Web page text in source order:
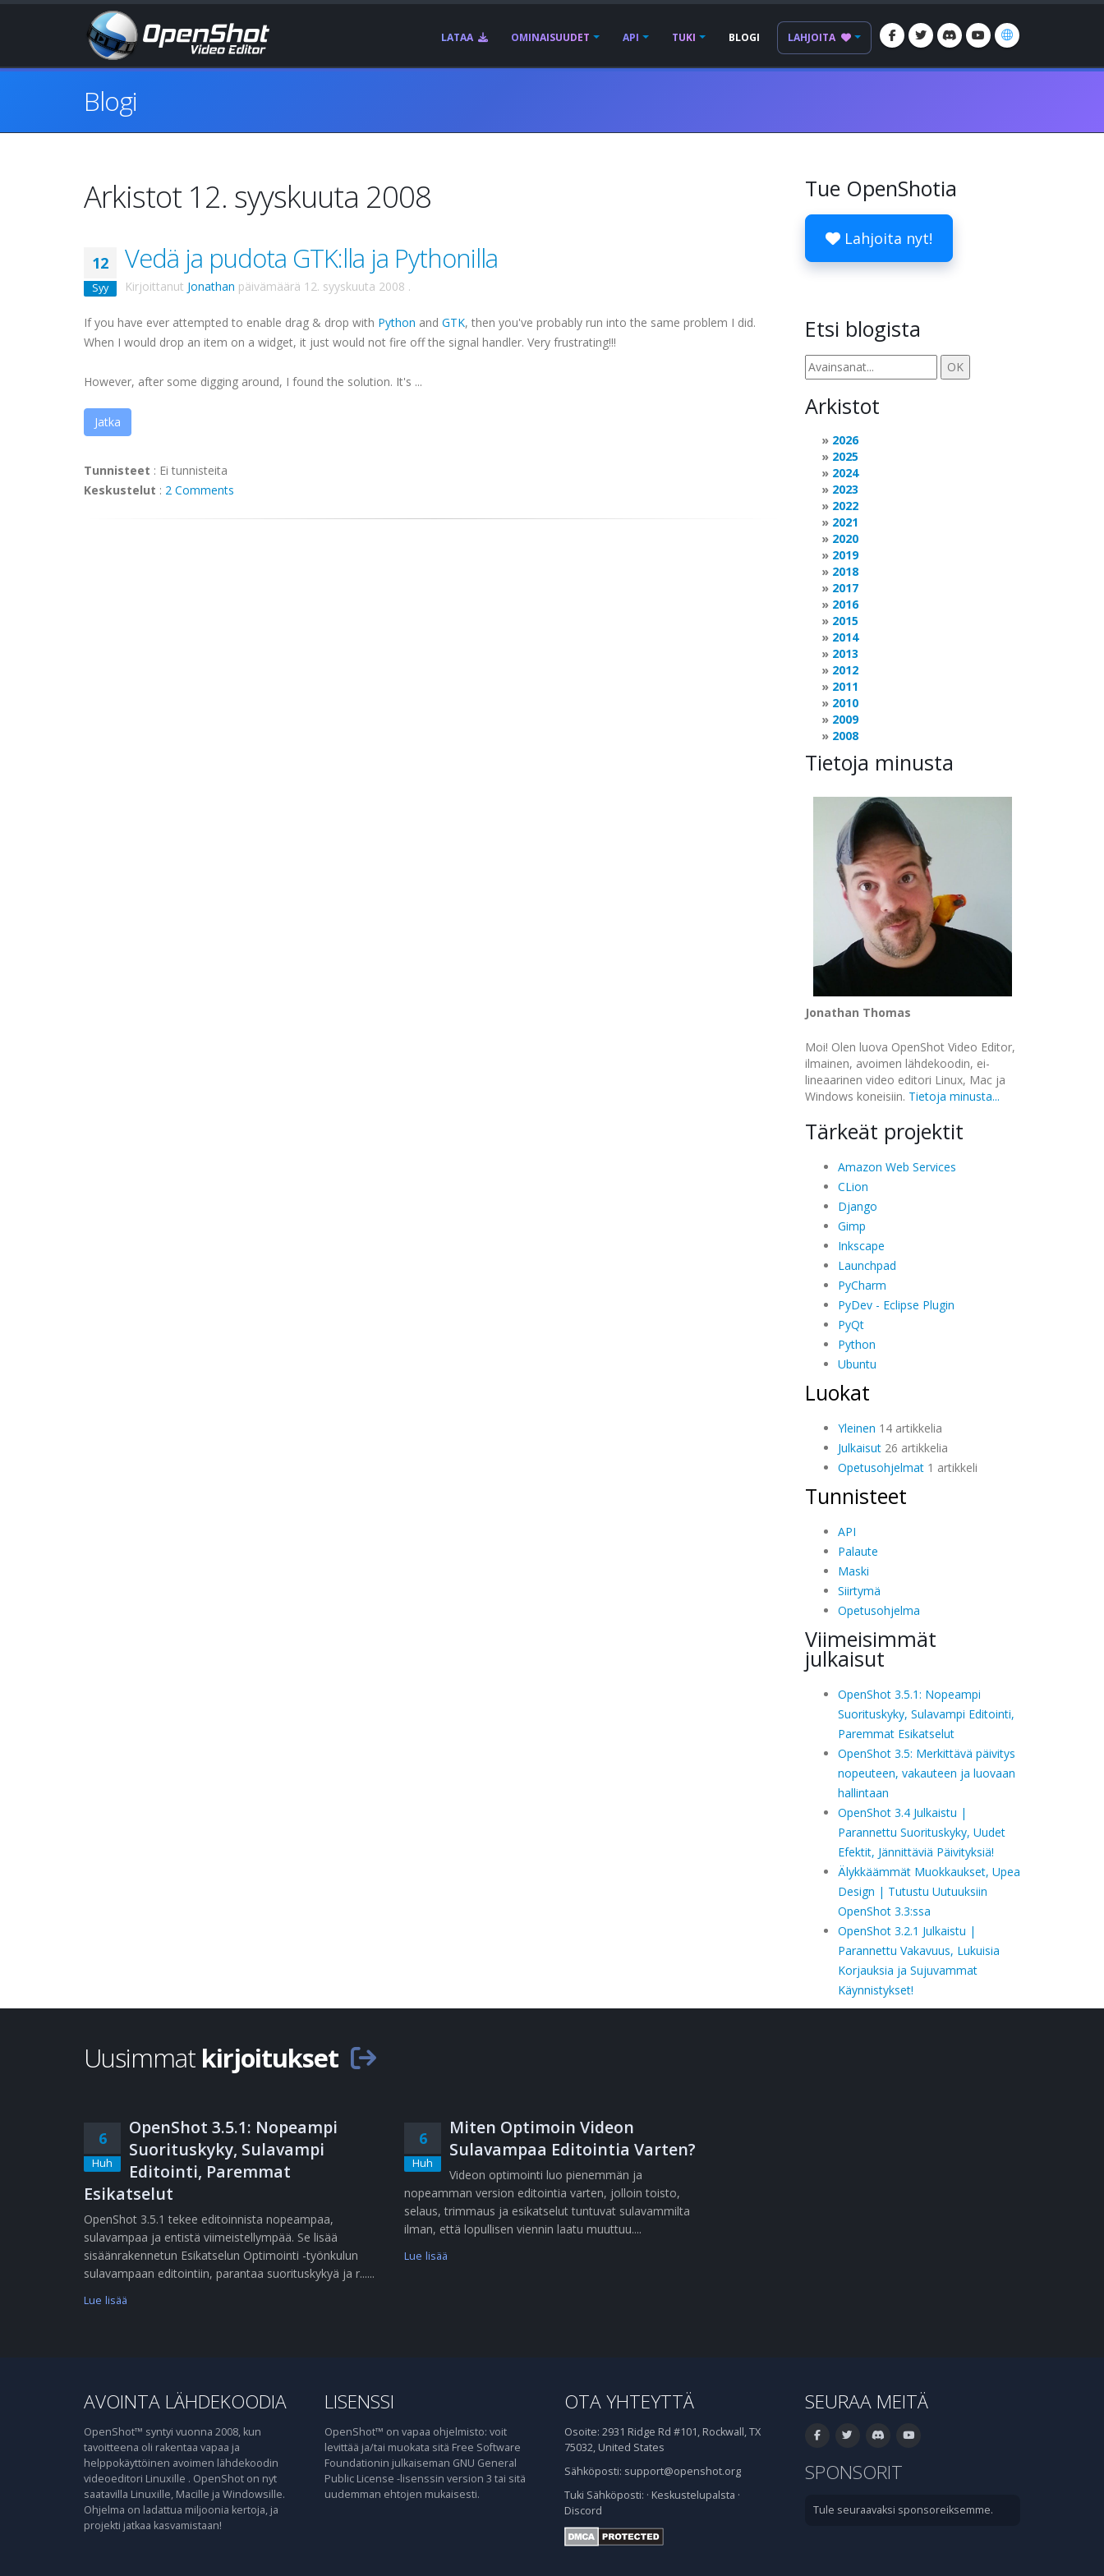
LATAA OMINAISUUDET API TUKI BLOGI LAHJOITA
Blogi
Arkistot 12. syyskuuta 2008
12
Syy
Vedä ja pudota GTK:lla ja Pythonilla
Kirjoittanut Jonathan päivämäärä 12. syyskuuta 2008 .
If you have ever attempted to enable drag & drop with Python and GTK, then you've probably run into the same problem I did.
When I would drop an item on a widget, it just would not fire off the signal handler. Very frustrating!!!
However, after some digging around, I found the solution. It's ...
Jatka
Tunnisteet : Ei tunnisteita
Keskustelut : 2 Comments
Tue OpenShotia
Lahjoita nyt!
Etsi blogista
Arkistot
2026
2025
2024
2023
2022
2021
2020
2019
2018
2017
2016
2015
2014
2013
2012
2011
2010
2009
2008
Tietoja minusta
Jonathan Thomas
Moi! Olen luova OpenShot Video Editor,
ilmainen, avoimen lähdekoodin, ei-
lineaarinen video editori Linux, Mac ja
Windows koneisiin. Tietoja minusta...
Tärkeät projektit
Amazon Web Services
CLion
Django
Gimp
Inkscape
Launchpad
PyCharm
PyDev - Eclipse Plugin
PyQt
Python
Ubuntu
Luokat
Yleinen 14 artikkelia
Julkaisut26 artikkelia
Opetusohjelmat1 artikkeli
Tunnisteet
API
Palaute
Maski
Siirtymä
Opetusohjelma
Viimeisimmät
julkaisut
OpenShot 3.5.1: Nopeampi
Suorituskyky, Sulavampi Editointi,
Paremmat Esikatselut
OpenShot 3.5: Merkittävä päivitys
nopeuteen, vakauteen ja luovaan
hallintaan
OpenShot 3.4 Julkaistu |
Parannettu Suorituskyky, Uudet
Efektit, Jännittäviä Päivityksiä!
Älykkäämmät Muokkaukset, Upea
Design | Tutustu Uutuuksiin
OpenShot 3.3:ssa
OpenShot 3.2.1 Julkaistu |
Parannettu Vakavuus, Lukuisia
Korjauksia ja Sujuvammat
Käynnistykset!
Uusimmat kirjoitukset
6
Huh
OpenShot 3.5.1: Nopeampi
Suorituskyky, Sulavampi
Editointi, Paremmat
Esikatselut
OpenShot 3.5.1 tekee editoinnista nopeampaa,
sulavampaa ja entistä viimeistellympää. Se lisää
sisäänrakennetun Esikatselun Optimointi -työnkulun
sulavampaan editointiin, parantaa suorituskykyä ja r......
Lue lisää
6
Huh
Miten Optimoin Videon
Sulavampaa Editointia Varten?
Videon optimointi luo pienemmän ja
nopeamman version editointia varten, jolloin toisto,
selaus, trimmaus ja esikatselut tuntuvat sulavammilta
ilman, että lopullisen viennin laatu muuttuu....
Lue lisää
AVOINTA LÄHDEKOODIA
OpenShot™ syntyi vuonna 2008, kun
tavoitteena oli rakentaa vapaa ja
helppokäyttöinen avoimen lähdekoodin
videoeditori Linuxille . OpenShot on nyt
saatavilla Linuxille, Macille ja Windowsille.
Ohjelma on ladattua miljoonia kertoja, ja
projekti jatkaa kasvamistaan!
LISENSSI
OpenShot™ on vapaa ohjelmisto: voit
levittää ja/tai muokata sitä Free Software
Foundationin julkaiseman GNU General
Public License -lisenssin version 3 tai sitä
uudemman ehtojen mukaisesti.
OTA YHTEYTTÄ
Osoite: 2931 Ridge Rd #101, Rockwall, TX
75032, United States
Sähköposti: support@openshot.org
Tuki Sähköposti: · Keskustelupalsta ·
Discord
SEURAA MEITÄ
SPONSORIT
Tule seuraavaksi sponsoreiksemme.